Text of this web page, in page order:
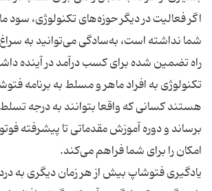
اگر فعالیت در دیگر حوزه‌های تکنولوژی، سود
شما نداشته است، به‌سادگی می‌توانید به
راه تضمین شده برای کسب درآمد در آینده
تکنولوژی به افراد ماهر و مسلط به برنامه
هستند کسانی که واقعا بتوانند به درجه
برساند و دوره آموزش مقدماتی تا پیشرفته
امکان را برای شما فراهم می‌کند.
یادگیری فتوشاپ بیش از هر زمان دیگری به